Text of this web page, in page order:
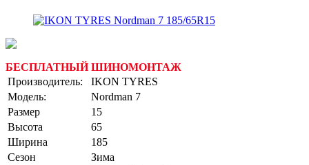
БЕСПЛАТНЫЙ ШИНОМОНТАЖ
Производитель:
IKON TYRES
Модель:
Nordman 7
Размер
15
Высота
65
Ширина
185
Сезон
Зима